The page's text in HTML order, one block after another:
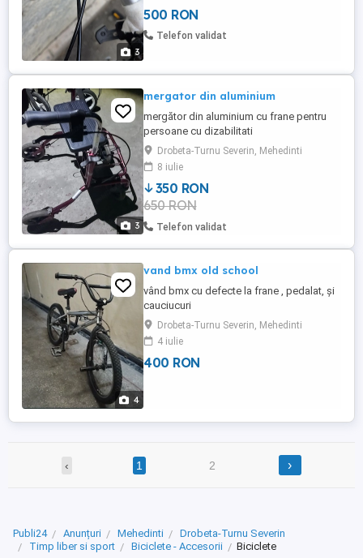
3
500 RON
Telefon validat
3
mergator din aluminium
mergător din aluminium cu frane pentru
persoane cu dizabilitati
Drobeta-Turnu Severin, Mehedinti
8 iulie
350 RON
650 RON
Telefon validat
4
vand bmx old school
vând bmx cu defecte la frane , pedalat, și
cauciucuri
Drobeta-Turnu Severin, Mehedinti
4 iulie
400 RON
‹ 1 2 ›
Publi24 Anunțuri Mehedinti
Drobeta-Turnu Severin
Timp liber si sport
Biciclete - Accesorii Biciclete